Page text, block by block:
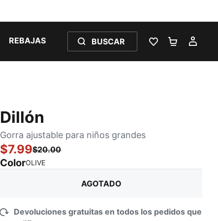
REBAJAS BUSCAR
LISTA DE
Dillón
Gorra ajustable para niños grandes
$7.99$20.00
ColorOLIVE:
AGOTADO
Devoluciones gratuitas en todos los pedidos que